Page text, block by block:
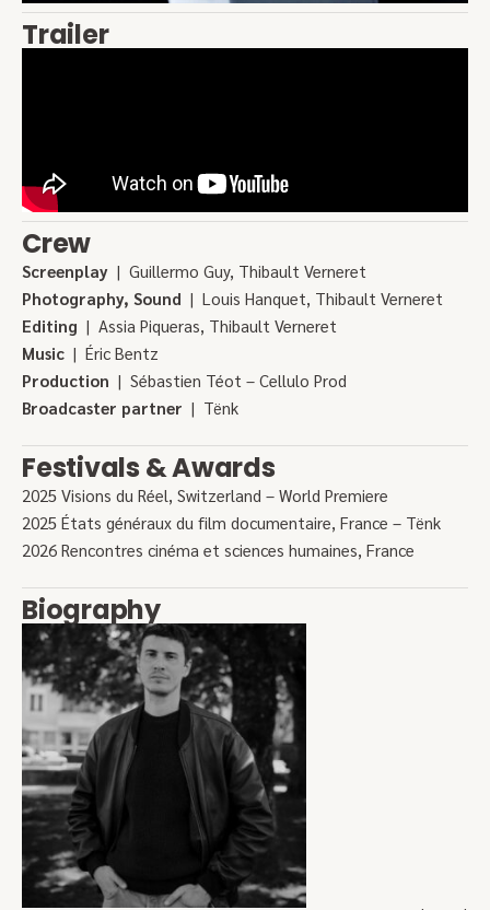
Trailer
Crew
Screenplay | Guillermo Guy, Thibault Verneret
Photography, Sound | Louis Hanquet, Thibault Verneret
Editing | Assia Piqueras, Thibault Verneret
Music | Éric Bentz
Production | Sébastien Téot – Cellulo Prod
Broadcaster partner | Tënk
Festivals & Awards
2025 Visions du Réel, Switzerland – World Premiere
2025 États généraux du film documentaire, France – Tënk
2026 Rencontres cinéma et sciences humaines, France
Biography